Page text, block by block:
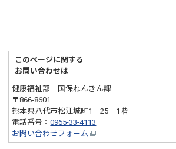
このページに関する
お問い合わせは
健康福祉部 国保ねんきん課
〒866-8601
熊本県八代市松江城町1－25 1階
電話番号：0965-33-4113
お問い合わせフォーム